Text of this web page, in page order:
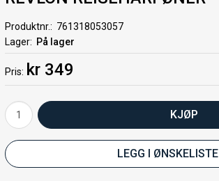
Produktnr.
761318053057
Lager
På lager
Pris kr 349
KJØP
LEGG I ØNSKELISTE